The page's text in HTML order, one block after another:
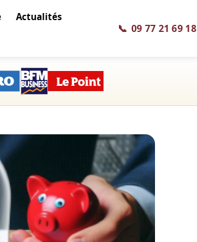
Actualités
📞 09 77 21 69 18